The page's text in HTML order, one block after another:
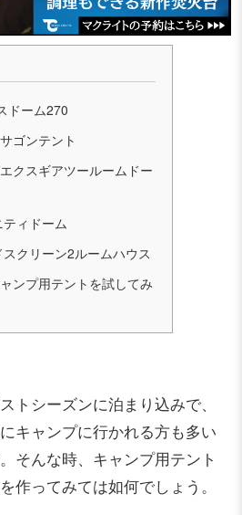
ドーム270
ゴンテント
クスギアツールームドー
ィドーム
クリーン2ルームハウス
ンプ用テントを試してみ
トシーズンに泊まり込みで、
キャンプに行かれる方も多い
そんな時、キャンプ用テント
作ってみては如何でしょう。